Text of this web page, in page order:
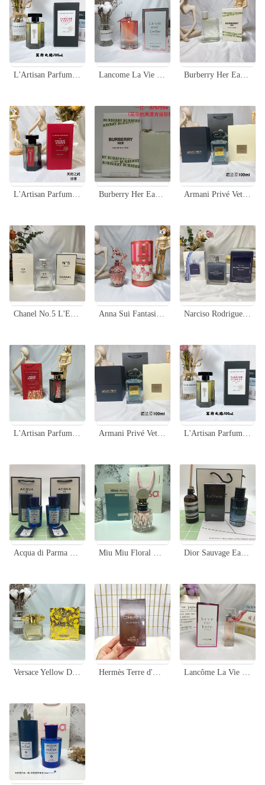
L'Artisan Parfumeur Passage d'Enfer Eau de Toilette - 100ml Authentic Fragrance Lancome La Vie Est Belle En Rose Eau De Toilette - Floral Fruity Fragrance Burberry Her Eau de Toilette EDT 100ml - Floral & Fruity Fragrance
L'Artisan Parfumeur Passage D'Enfer EDT 100ml - A Fragrance of Mystery Burberry Her Eau de Toilette - Floral & Fruity Fragrance for Women, 100ml Armani Privé Vetiver D'Hiver Eau de Toilette 100ml - Fresh, Woody Fragrance
Chanel No.5 L'Eau Eau de Toilette 100ml - Floral Aldehyde Fragrance Anna Sui Fantasia Forever Eau de Toilette - 50ml Fruity Floral Fragrance Narciso Rodriguez Bleu Noir Extreme Eau de Toilette 100ml for Men
L'Artisan Parfumeur Passage d'Enfer Tiger Limited Edition EDT 100ml Armani Privé Vetiver D'Hiver Eau de Toilette - 100ml Fragrance L'Artisan Parfumeur Passage D'Enfer Eau de Toilette - 100ml
Acqua di Parma Blu Mediterraneo Eau de Toilette - Refreshing Summer Scent Miu Miu Floral Eau de Toilette for Women, 50ml - A Delicate Fragrance Dior Sauvage Eau de Toilette for Men - Aromatic and Woody Fragrance
Versace Yellow Diamond Eau de Toilette - 90ml, Floral Fragrance for Women Hermès Terre d'Hermès Eau de Toilette - A Classic, Earthy Fragrance Lancôme La Vie Est Belle En Rose EDT - Floral & Fruity, 15ml